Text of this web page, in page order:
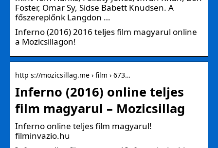
Foster, Omar Sy, Sidse Babett Knudsen. A
főszereplőnk Langdon …
Inferno (2016) 2016 teljes film magyarul online
a Mozicsillagon!
http s://mozicsillag.me › film › 673…
Inferno (2016) online teljes
film magyarul – Mozicsillag
Inferno online teljes film magyarul!
filminvazio.hu